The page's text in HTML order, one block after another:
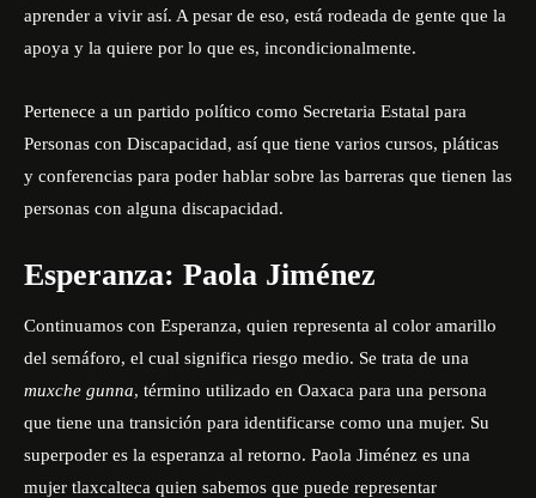
aprender a vivir así. A pesar de eso, está rodeada de gente que la
apoya y la quiere por lo que es, incondicionalmente.
Pertenece a un partido político como Secretaria Estatal para
Personas con Discapacidad, así que tiene varios cursos, pláticas
y conferencias para poder hablar sobre las barreras que tienen las
personas con alguna discapacidad.
Esperanza: Paola Jiménez
Continuamos con Esperanza, quien representa al color amarillo
del semáforo, el cual significa riesgo medio. Se trata de una
muxche gunna, término utilizado en Oaxaca para una persona
que tiene una transición para identificarse como una mujer. Su
superpoder es la esperanza al retorno. Paola Jiménez es una
mujer tlaxcalteca quien sabemos que puede representar